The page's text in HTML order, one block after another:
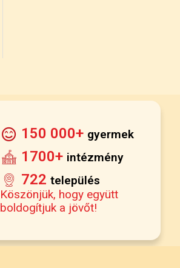
150 000+ gyermek
1700+ intézmény
722 település
Köszönjük, hogy együtt
boldogítjuk a jövőt!